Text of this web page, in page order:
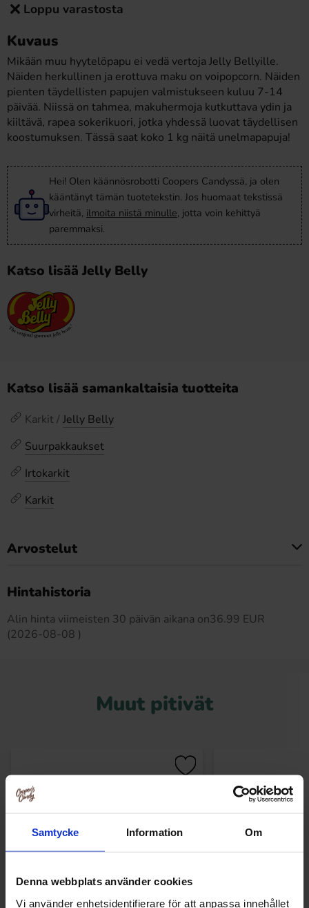
Samtycke Information Om
Denna webbplats använder cookies
Vi använder enhetsidentifierare för att anpassa innehållet
Loppu varastosta
Kuvaus
Mikään muu hyytelöpapu ei vedä vertoja Jelly Bellyille.
Näiden herkullinen ja erottuva maku on voipopcorn. Näiden
pienten täydellisten papujen valmistukseen kuluu 7-14
päivää. Niissä on tahmea, makuhermoja kutkuttava ydin ja
kiiltävä, rapea sokerikuori, jotka yhdessä luovat täydellisen
koostumuksen. Tässä saat koko 1 kg näitä unelmapapuja!
Hei! Olen käännösrobotti Coopers Candyssä, ja olen
kääntänyt tämän tuotetekstin. Jos huomaat tekstissä
virheitä, ilmoita niistä minulle, jotta voin kehittyä
paremmaksi.
Katso lisää Jelly Belly
Katso lisää samankaltaisia tuotteita
Karkit / Jelly Belly
Suurpakkaukset
Irtokarkit
Karkit
Arvostelut
Hintahistoria
Alin hinta viimeisten 30 päivän aikana on36.99 EUR
(2026-08-08 )
Muut pitivät